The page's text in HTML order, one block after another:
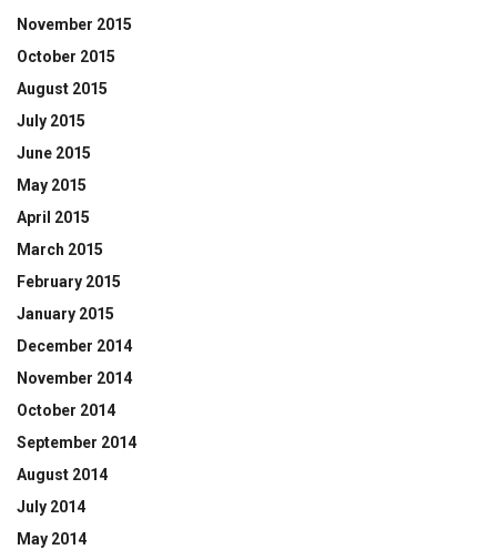
November 2015
October 2015
August 2015
July 2015
June 2015
May 2015
April 2015
March 2015
February 2015
January 2015
December 2014
November 2014
October 2014
September 2014
August 2014
July 2014
May 2014